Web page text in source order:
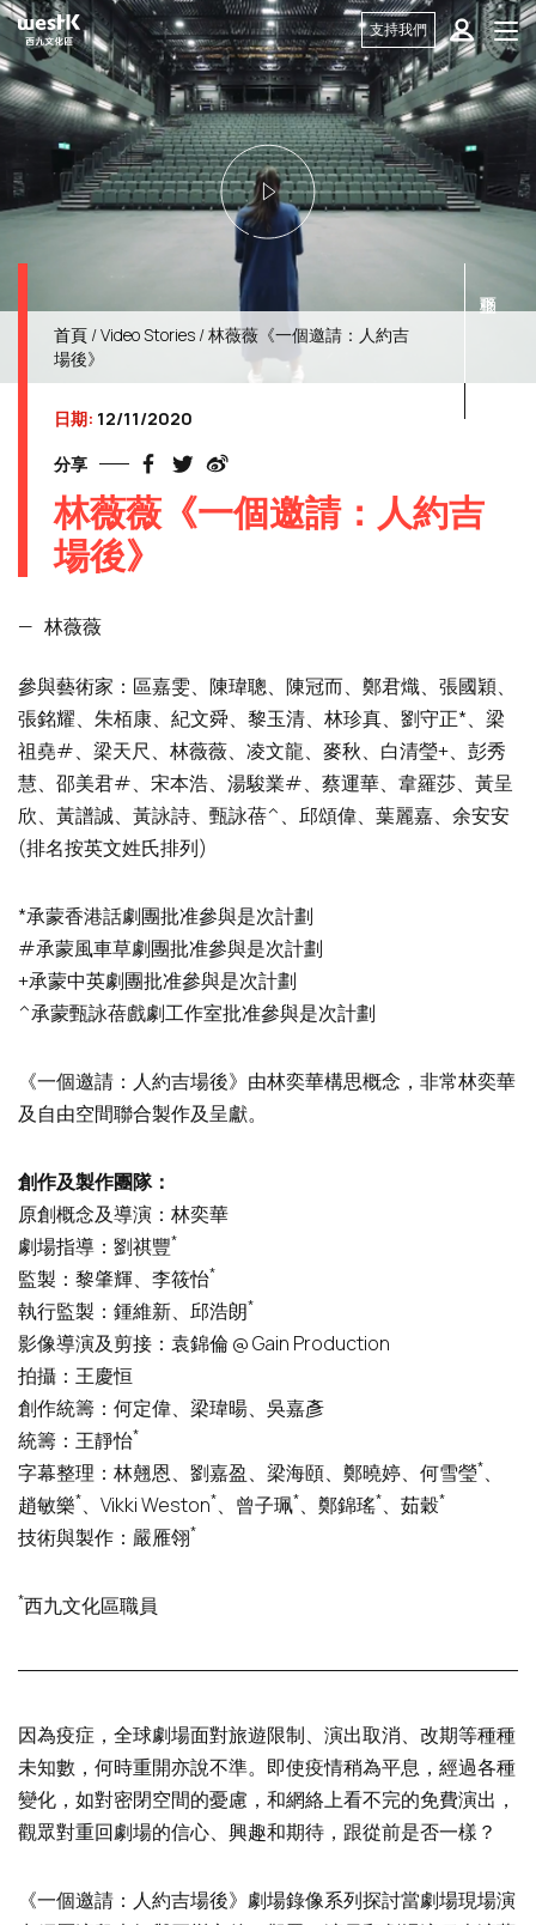
支持我們
首頁 /Video Stories / 林薇薇《一個邀請：人約吉
場後》
日期: 12/11/2020
分享
林薇薇《一個邀請：人約吉
場後》
— 林薇薇
參與藝術家：區嘉雯、陳瑋聰、陳冠而、鄭君熾、張國穎、
張銘耀、朱栢康、紀文舜、黎玉清、林珍真、劉守正*、梁
祖堯#、梁天尺、林薇薇、凌文龍、麥秋、白清瑩+、彭秀
慧、邵美君#、宋本浩、湯駿業#、蔡運華、韋羅莎、黃呈
欣、黃譜誠、黃詠詩、甄詠蓓^、邱頌偉、葉麗嘉、余安安
(排名按英文姓氏排列)
*承蒙香港話劇團批准參與是次計劃
#承蒙風車草劇團批准參與是次計劃
+承蒙中英劇團批准參與是次計劃
^承蒙甄詠蓓戲劇工作室批准參與是次計劃
《一個邀請：人約吉場後》由林奕華構思概念，非常林奕華
及自由空間聯合製作及呈獻。
創作及製作團隊：
原創概念及導演：林奕華
劇場指導：劉祺豐*
監製：黎肇輝、李筱怡*
執行監製：鍾維新、邱浩朗*
影像導演及剪接：袁錦倫 @ Gain Production
拍攝：王慶恒
創作統籌：何定偉、梁瑋暘、吳嘉彥
統籌：王靜怡*
字幕整理：林翹恩、劉嘉盈、梁海頤、鄭曉婷、何雪瑩*、
趙敏樂*、Vikki Weston*、曾子珮*、鄭錦瑤*、茹穀*
技術與製作：嚴雁翎*
*西九文化區職員
因為疫症，全球劇場面對旅遊限制、演出取消、改期等種種
未知數，何時重開亦說不準。即使疫情稍為平息，經過各種
變化，如對密閉空間的憂慮，和網絡上看不完的免費演出，
觀眾對重回劇場的信心、興趣和期待，跟從前是否一樣？
《一個邀請：人約吉場後》劇場錄像系列探討當劇場現場演